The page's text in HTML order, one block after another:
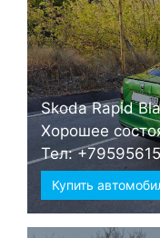
Skoda Rapid
Хорошее
Тел:
Купить